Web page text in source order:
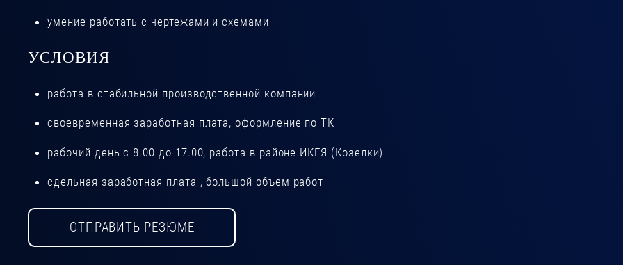
умение работать с чертежами и схемами
УСЛОВИЯ
работа в стабильной производственной компании
своевременная заработная плата, оформление по ТК
рабочий день с 8.00 до 17.00, работа в районе ИКЕЯ (Козелки)
сдельная заработная плата , большой объем работ
ОТПРАВИТЬ РЕЗЮМЕ